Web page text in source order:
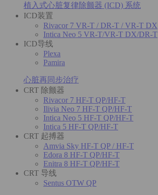
植入式心脏复律除颤器 (ICD) 系统
ICD装置
Rivacor 7 VR-T / DR-T / VR-T DX
Intica Neo 5 VR-T/VR-T DX/DR-T
ICD导线
Plexa
Pamira
心脏再同步治疗
CRT 除颤器
Rivacor 7 HF-T QP/HF-T
Ilivia Neo 7 HF-T QP/HF-T
Intica Neo 5 HF-T QP/HF-T
Intica 5 HF-T QP/HF-T
CRT 起搏器
Amvia Sky HF-T QP / HF-T
Edora 8 HF-T QP/HF-T
Enitra 8 HF-T QP/HF-T
CRT 导线
Sentus OTW QP